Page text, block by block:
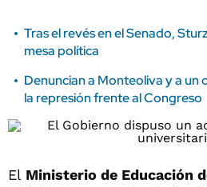
Tras el revés en el Senado,
mesa política
Denuncian a Monteoliva y a un
la represión frente al Congreso
El Ministerio de Educación